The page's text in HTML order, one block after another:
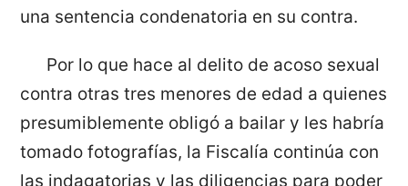
una sentencia condenatoria en su contra.
Por lo que hace al delito de acoso sexual
contra otras tres menores de edad a quienes
presumiblemente obligó a bailar y les habría
tomado fotografías, la Fiscalía continúa con
las indagatorias y las diligencias para poder